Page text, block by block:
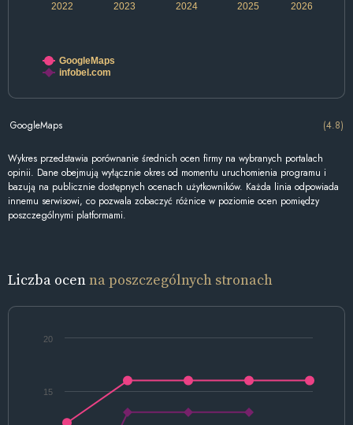
2022 2024 2026
2023 2025
GoogleMaps
infobel.com
GoogleMaps (4.8)
Wykres przedstawia porównanie średnich ocen firmy na wybranych portalach
opinii. Dane obejmują wyłącznie okres od momentu uruchomienia programu i
bazują na publicznie dostępnych ocenach użytkowników. Każda linia odpowiada
innemu serwisowi, co pozwala zobaczyć różnice w poziomie ocen pomiędzy
poszczególnymi platformami.
Liczba ocenna poszczególnych stronach
15
20